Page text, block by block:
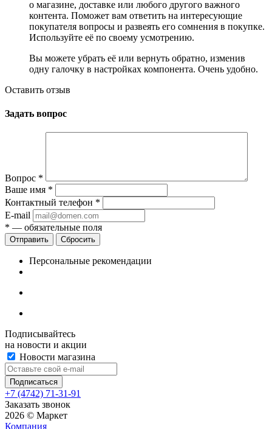
о магазине, доставке или любого другого важного
контента. Поможет вам ответить на интересующие
покупателя вопросы и развеять его сомнения в покупке.
Используйте её по своему усмотрению.
Вы можете убрать её или вернуть обратно, изменив
одну галочку в настройках компонента. Очень удобно.
Оставить отзыв
Задать вопрос
Вопрос *
Ваше имя *
Контактный телефон *
E-mail
* — обязательные поля
Сбросить
Персональные рекомендации
Подписывайтесь
на новости и акции
Новости магазина
+7 (4742) 71-31-91
Заказать звонок
2026 © Маркет
Компания